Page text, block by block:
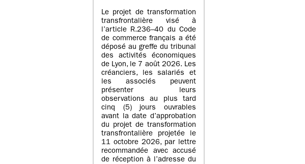
Le projet de transformation
transfrontalière visé à
l’article R.236–40 du Code
de commerce français a été
déposé au greffe du tribunal
des activités économiques
de Lyon, le 7 août 2026. Les
créanciers, les salariés et
les associés peuvent
présenter leurs
observations au plus tard
cinq (5) jours ouvrables
avant la date d’approbation
du projet de transformation
transfrontalière projetée le
11 octobre 2026, par lettre
recommandée avec accusé
de réception à l’adresse du